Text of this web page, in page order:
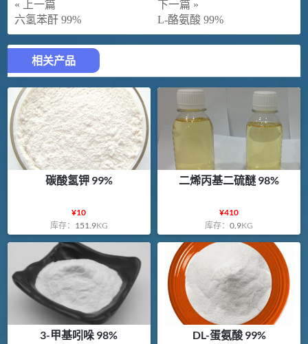
« 上一篇
六氢苯酐 99%
下一篇 »
L-酪氨酸 99%
相关产品
碳酸氢钾 99%
¥10
库存： 151.9KG
二烯丙基二硫醚 98%
¥410
库存：0.9KG
3-甲基吲哚 98% DL-蛋氨酸 99%